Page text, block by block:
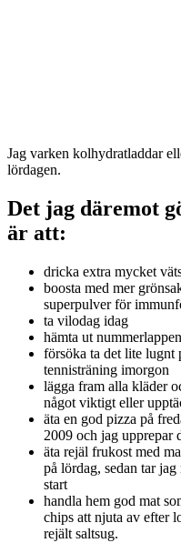
Jag varken kolhydratladdar
lördagen.
Det jag däremot
är att:
dricka extra mycket
boosta med mer
superpulver för
ta vilodag idag
hämta ut nummerlappen
försöka ta det lite lugnt
tennisträning imorgon
lägga fram alla kläder
något viktigt eller
äta en god pizza på
2009 och jag upprepar
äta rejäl frukost med
på lördag, sedan tar
start
handla hem god mat
chips att njuta av efter
rejält saltsug.